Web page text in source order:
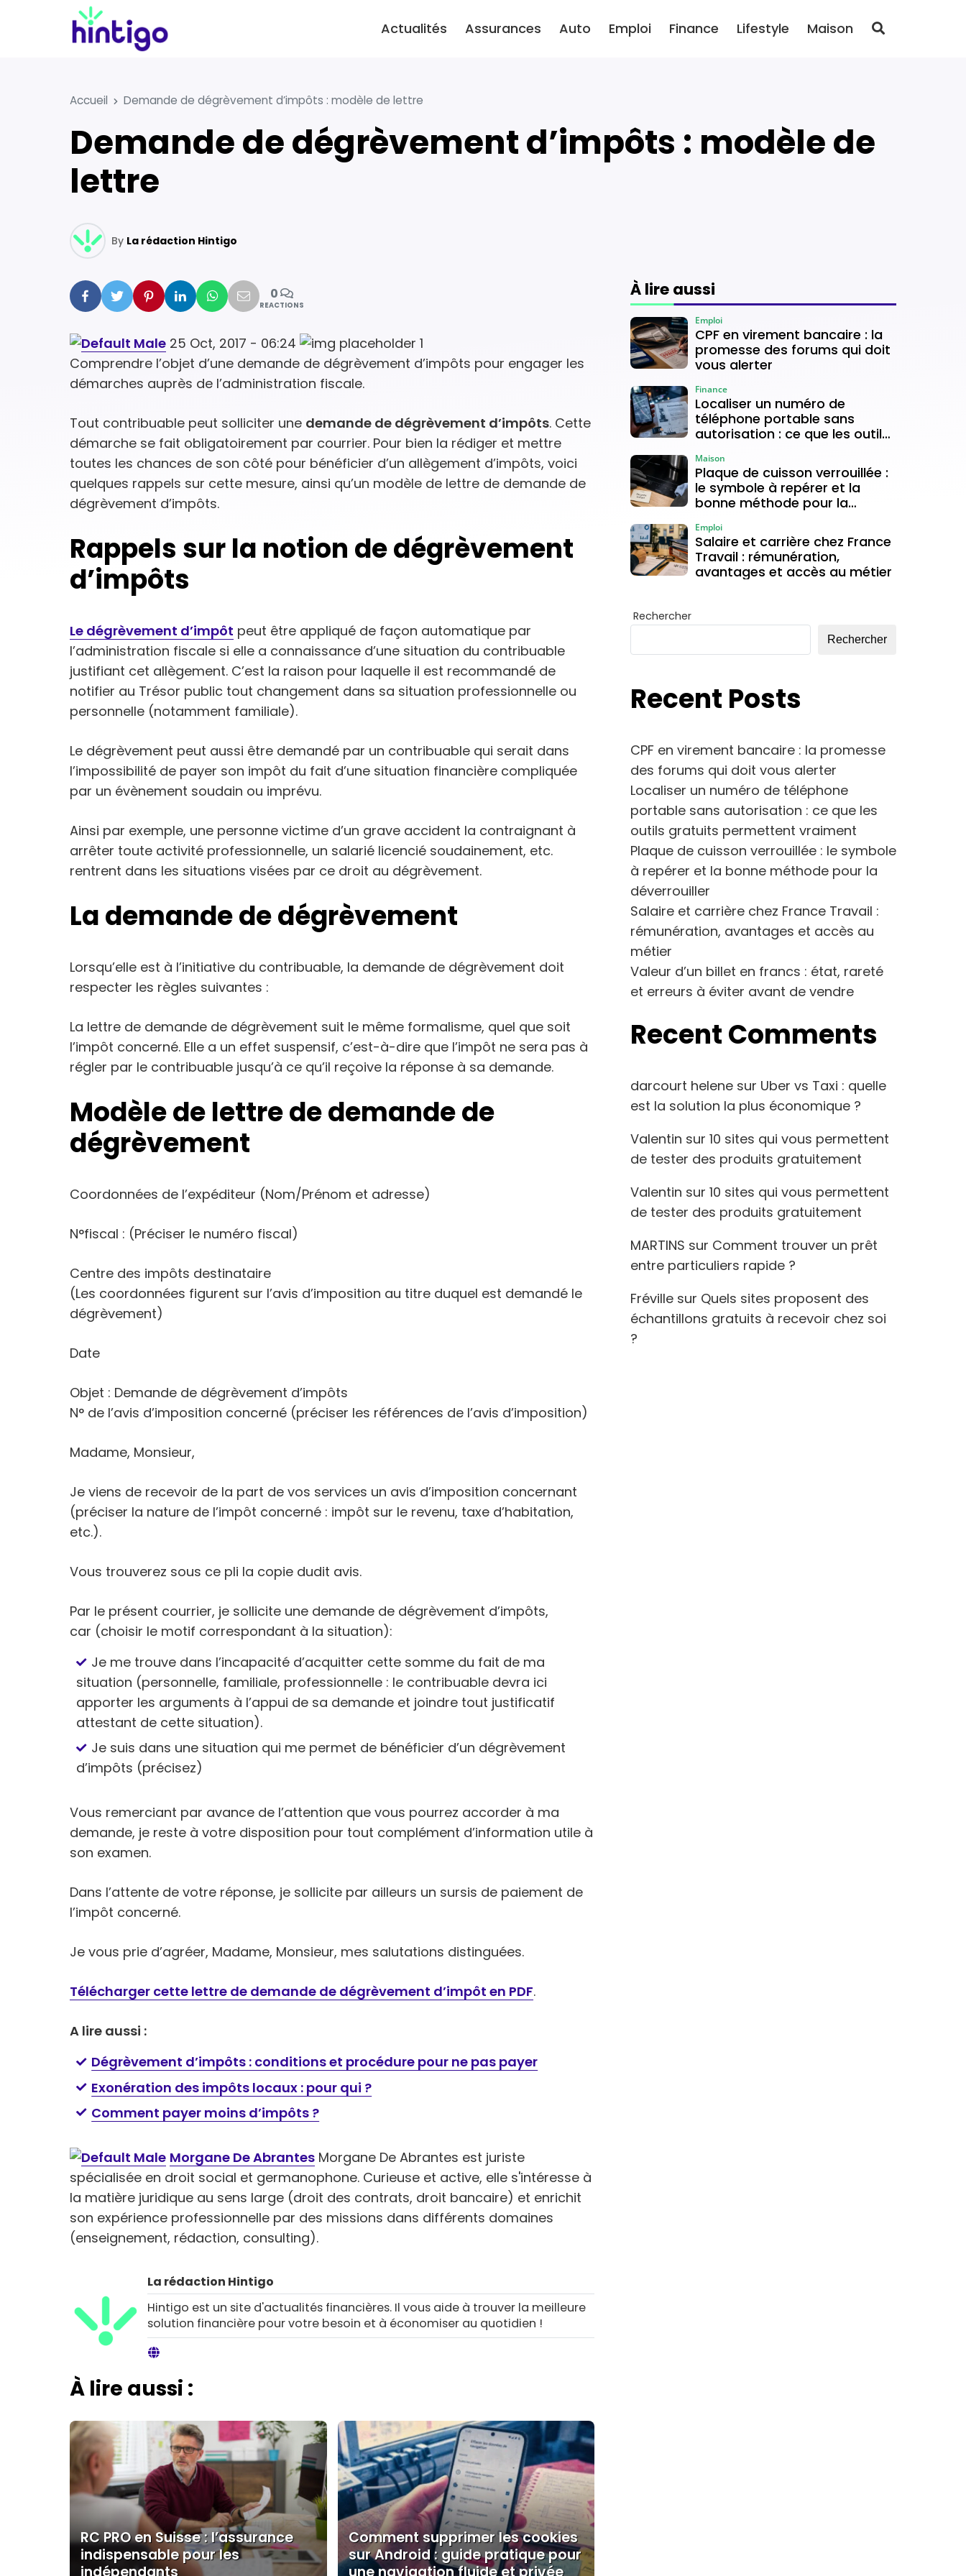
Actualités Assurances Auto Emploi Finance Lifestyle Maison
Accueil Demande de dégrèvement d’impôts : modèle de lettre
Demande de dégrèvement d’impôts : modèle de
lettre
By La rédaction Hintigo
Facebook
Twitter PinterestLinkedinWhatsapp
Mail0
REACTIONS
25 Oct, 2017 - 06:24
Comprendre l’objet d’une demande de dégrèvement d’impôts pour engager les
démarches auprès de l’administration fiscale.
Tout contribuable peut solliciter une demande de dégrèvement d’impôts. Cette
démarche se fait obligatoirement par courrier. Pour bien la rédiger et mettre
toutes les chances de son côté pour bénéficier d’un allègement d’impôts, voici
quelques rappels sur cette mesure, ainsi qu’un modèle de lettre de demande de
dégrèvement d’impôts.
Rappels sur la notion de dégrèvement
d’impôts
Le dégrèvement d’impôt peut être appliqué de façon automatique par
l’administration fiscale si elle a connaissance d’une situation du contribuable
justifiant cet allègement. C’est la raison pour laquelle il est recommandé de
notifier au Trésor public tout changement dans sa situation professionnelle ou
personnelle (notamment familiale).
Le dégrèvement peut aussi être demandé par un contribuable qui serait dans
l’impossibilité de payer son impôt du fait d’une situation financière compliquée
par un évènement soudain ou imprévu.
Ainsi par exemple, une personne victime d’un grave accident la contraignant à
arrêter toute activité professionnelle, un salarié licencié soudainement, etc.
rentrent dans les situations visées par ce droit au dégrèvement.
La demande de dégrèvement
Lorsqu’elle est à l’initiative du contribuable, la demande de dégrèvement doit
respecter les règles suivantes :
La lettre de demande de dégrèvement suit le même formalisme, quel que soit
l’impôt concerné. Elle a un effet suspensif, c’est-à-dire que l’impôt ne sera pas à
régler par le contribuable jusqu’à ce qu’il reçoive la réponse à sa demande.
Modèle de lettre de demande de
dégrèvement
Coordonnées de l’expéditeur (Nom/Prénom et adresse)
N°fiscal : (Préciser le numéro fiscal)
Centre des impôts destinataire
(Les coordonnées figurent sur l’avis d’imposition au titre duquel est demandé le
dégrèvement)
Date
Objet : Demande de dégrèvement d’impôts
N° de l’avis d’imposition concerné (préciser les références de l’avis d’imposition)
Madame, Monsieur,
Je viens de recevoir de la part de vos services un avis d’imposition concernant
(préciser la nature de l’impôt concerné : impôt sur le revenu, taxe d’habitation,
etc.).
Vous trouverez sous ce pli la copie dudit avis.
Par le présent courrier, je sollicite une demande de dégrèvement d’impôts,
car (choisir le motif correspondant à la situation):
Je me trouve dans l’incapacité d’acquitter cette somme du fait de ma
situation (personnelle, familiale, professionnelle : le contribuable devra ici
apporter les arguments à l’appui de sa demande et joindre tout justificatif
attestant de cette situation).
Je suis dans une situation qui me permet de bénéficier d’un dégrèvement
d’impôts (précisez)
Vous remerciant par avance de l’attention que vous pourrez accorder à ma
demande, je reste à votre disposition pour tout complément d’information utile à
son examen.
Dans l’attente de votre réponse, je sollicite par ailleurs un sursis de paiement de
l’impôt concerné.
Je vous prie d’agréer, Madame, Monsieur, mes salutations distinguées.
Télécharger cette lettre de demande de dégrèvement d’impôt en PDF.
A lire aussi :
Dégrèvement d’impôts : conditions et procédure pour ne pas payer
Exonération des impôts locaux : pour qui ?
Comment payer moins d’impôts ?
Morgane De Abrantes Morgane De Abrantes est juriste
spécialisée en droit social et germanophone. Curieuse et active, elle s'intéresse à
la matière juridique au sens large (droit des contrats, droit bancaire) et enrichit
son expérience professionnelle par des missions dans différents domaines
(enseignement, rédaction, consulting).
La rédaction Hintigo
Hintigo est un site d'actualités financières. Il vous aide à trouver la meilleure
solution financière pour votre besoin et à économiser au quotidien !
À lire aussi :
RC PRO en Suisse : l’assurance
indispensable pour les
indépendants
Comment supprimer les cookies
sur Android : guide pratique pour
une navigation fluide et privée
À lire aussi
CPF en virement bancaire : la
promesse des forums qui doit
vous alerter
Emploi
Localiser un numéro de
téléphone portable sans
autorisation : ce que les outils
Finance
Plaque de cuisson verrouillée :
le symbole à repérer et la
bonne méthode pour la
Maison
Salaire et carrière chez France
Travail : rémunération,
avantages et accès au métier
Emploi
Rechercher
Rechercher
Recent Posts
CPF en virement bancaire : la promesse
des forums qui doit vous alerter
Localiser un numéro de téléphone
portable sans autorisation : ce que les
outils gratuits permettent vraiment
Plaque de cuisson verrouillée : le symbole
à repérer et la bonne méthode pour la
déverrouiller
Salaire et carrière chez France Travail :
rémunération, avantages et accès au
métier
Valeur d’un billet en francs : état, rareté
et erreurs à éviter avant de vendre
Recent Comments
darcourt helene sur Uber vs Taxi : quelle
est la solution la plus économique ?
Valentin sur 10 sites qui vous permettent
de tester des produits gratuitement
Valentin sur 10 sites qui vous permettent
de tester des produits gratuitement
MARTINS sur Comment trouver un prêt
entre particuliers rapide ?
Fréville sur Quels sites proposent des
échantillons gratuits à recevoir chez soi
?